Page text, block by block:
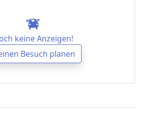
keine Anzeigen!
Besuch planen